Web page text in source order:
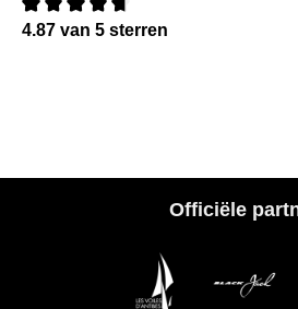
Recensie met een waardering van
4.87 van 5 sterren
Officiële